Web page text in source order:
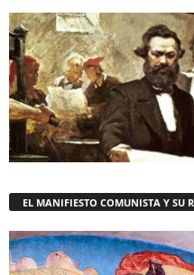
EL MANIFIESTO COMUNISTA Y SU